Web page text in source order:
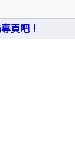
頁吧！